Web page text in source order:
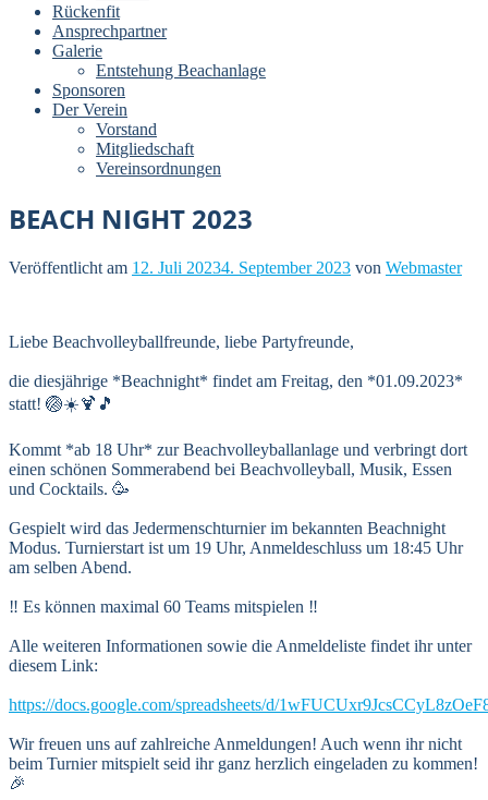
Rückenfit
Ansprechpartner
Galerie
Entstehung Beachanlage
Sponsoren
Der Verein
Vorstand
Mitgliedschaft
Vereinsordnungen
BEACH NIGHT 2023
Veröffentlicht am 12. Juli 20234. September 2023 von Webmaster
Liebe Beachvolleyballfreunde, liebe Partyfreunde,
die diesjährige *Beachnight* findet am Freitag, den *01.09.2023*
statt! 🏐☀️🍹🎵
Kommt *ab 18 Uhr* zur Beachvolleyballanlage und verbringt dort
einen schönen Sommerabend bei Beachvolleyball, Musik, Essen
und Cocktails. 🥳
Gespielt wird das Jedermenschturnier im bekannten Beachnight
Modus. Turnierstart ist um 19 Uhr, Anmeldeschluss um 18:45 Uhr
am selben Abend.
‼️ Es können maximal 60 Teams mitspielen ‼️
Alle weiteren Informationen sowie die Anmeldeliste findet ihr unter
diesem Link:
https://docs.google.com/spreadsheets/d/
Wir freuen uns auf zahlreiche Anmeldungen! Auch wenn ihr nicht
beim Turnier mitspielt seid ihr ganz herzlich eingeladen zu kommen!
🎉